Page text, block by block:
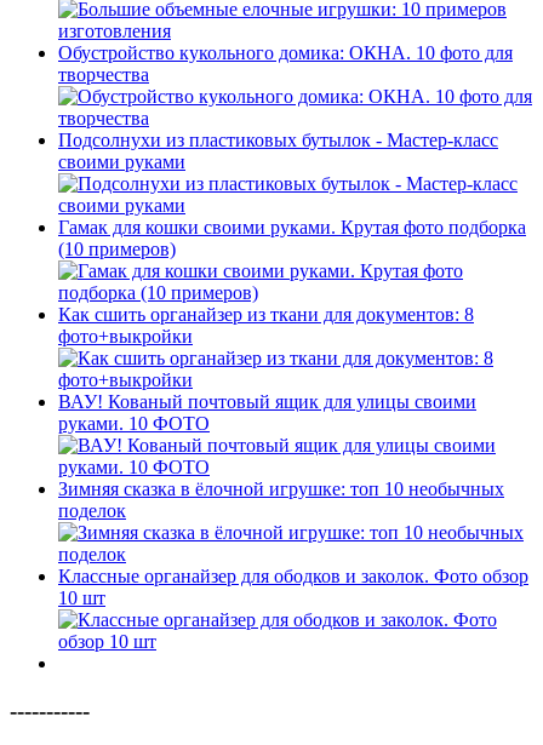
Обустройство кукольного домика: ОКНА. 10 фото для
творчества
Подсолнухи из пластиковых бутылок - Мастер-класс
своими руками
Гамак для кошки своими руками. Крутая фото подборка
(10 примеров)
Как сшить органайзер из ткани для документов: 8
фото+выкройки
ВАУ! Кованый почтовый ящик для улицы своими
руками. 10 ФОТО
Зимняя сказка в ёлочной игрушке: топ 10 необычных
поделок
Классные органайзер для ободков и заколок. Фото обзор
10 шт
-----------